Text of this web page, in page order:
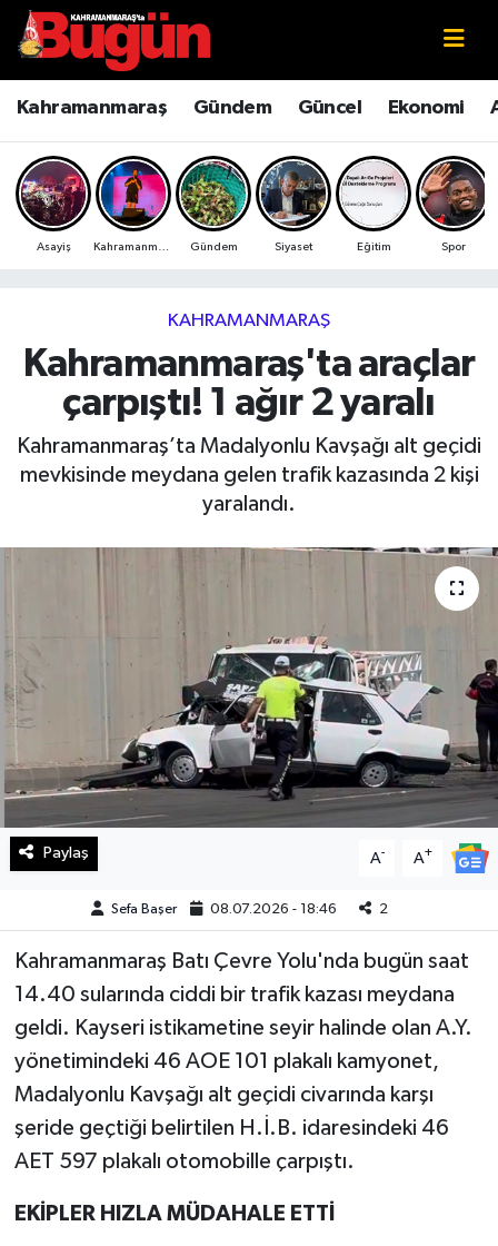
Kahramanmaraş Gündem Güncel Ekonomi
Asayiş Gündem Siyaset Eğitim Spor
KAHRAMANMARAŞ
Kahramanmaraş'ta araçlar
çarpıştı! 1 ağır 2 yaralı
Kahramanmaraş’ta Madalyonlu Kavşağı alt geçidi
mevkisinde meydana gelen trafik kazasında 2 kişi
yaralandı.
Paylaş A- A+
Sefa Başer 08.07.2026 - 18:46 2
Kahramanmaraş Batı Çevre Yolu'nda bugün saat
14.40 sularında ciddi bir trafik kazası meydana
geldi. Kayseri istikametine seyir halinde olan A.Y.
yönetimindeki 46 AOE 101 plakalı kamyonet,
Madalyonlu Kavşağı alt geçidi civarında karşı
şeride geçtiği belirtilen H.İ.B. idaresindeki 46
AET 597 plakalı otomobille çarpıştı.
EKİPLER HIZLA MÜDAHALE ETTİ
Kahramanmaraş
Kahramanmaraş Sokak Röportajları
Bilim ve Teknoloji
Çevre
Ekonomi
Genel
Güncel
Manşetler
Resmi İlan
Spor
SürManşet
Teknoloji
Yaşam
KAHRAMANMARAŞ
Kahramanmaraş Nöbetçi Eczaneler
Kahramanmaraş Hava Durumu
Kahramanmaraş Namaz Vakitleri
Kahramanmaraş Trafik Yoğunluk Haritası
Süper Lig Puan Durumu ve Fikstür
Tüm Manşetler
Son Dakika Haberleri
Haber Arşivi